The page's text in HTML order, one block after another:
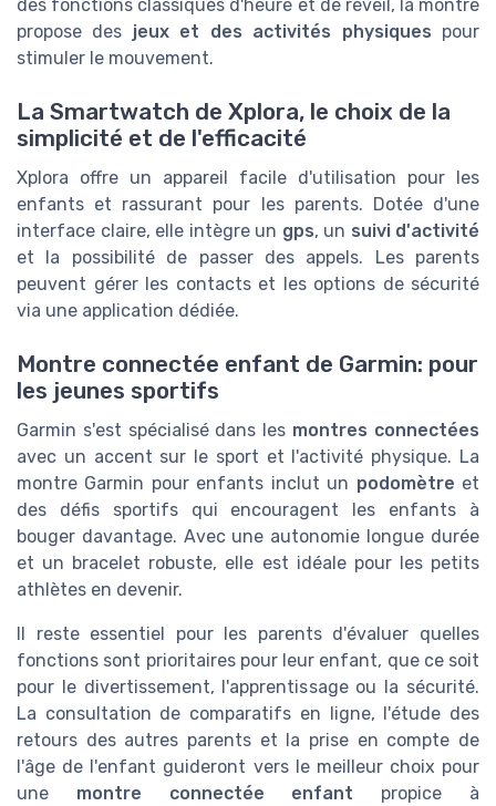
des fonctions classiques d'heure et de réveil, la montre
propose des jeux et des activités physiques pour
stimuler le mouvement.
La Smartwatch de Xplora, le choix de la
simplicité et de l'efficacité
Xplora offre un appareil facile d'utilisation pour les
enfants et rassurant pour les parents. Dotée d'une
interface claire, elle intègre un gps, un suivi d'activité
et la possibilité de passer des appels. Les parents
peuvent gérer les contacts et les options de sécurité
via une application dédiée.
Montre connectée enfant de Garmin: pour
les jeunes sportifs
Garmin s'est spécialisé dans les montres connectées
avec un accent sur le sport et l'activité physique. La
montre Garmin pour enfants inclut un podomètre et
des défis sportifs qui encouragent les enfants à
bouger davantage. Avec une autonomie longue durée
et un bracelet robuste, elle est idéale pour les petits
athlètes en devenir.
Il reste essentiel pour les parents d'évaluer quelles
fonctions sont prioritaires pour leur enfant, que ce soit
pour le divertissement, l'apprentissage ou la sécurité.
La consultation de comparatifs en ligne, l'étude des
retours des autres parents et la prise en compte de
l'âge de l'enfant guideront vers le meilleur choix pour
une montre connectée enfant propice à